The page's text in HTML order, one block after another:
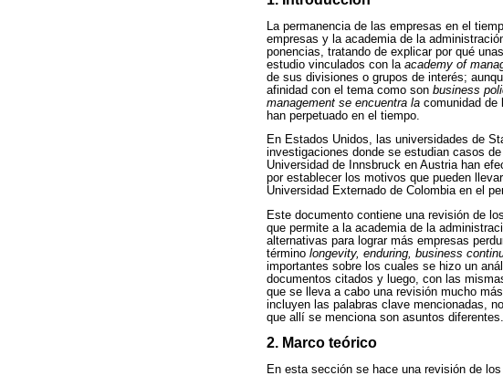
La permanencia de las empresas en el
empresas y la academia de la
ponencias, tratando de explicar por qué
estudio vinculados con la academy of
de sus divisiones o grupos de interés;
afinidad con el tema como son business
management se encuentra la comunidad de
han perpetuado en el tiempo.
En Estados Unidos, las universidades de
investigaciones donde se estudian casos
Universidad de Innsbruck en Austria han
por establecer los motivos que pueden
Universidad Externado de Colombia en el
Este documento contiene una revisión de
que permite a la academia de la
alternativas para lograr más empresas
término longevity, enduring, business
importantes sobre los cuales se hizo un
documentos citados y luego, con las
que se lleva a cabo una revisión mucho
incluyen las palabras clave mencionadas,
que allí se menciona son asuntos diferentes.
2. Marco teórico
En esta sección se hace una revisión de